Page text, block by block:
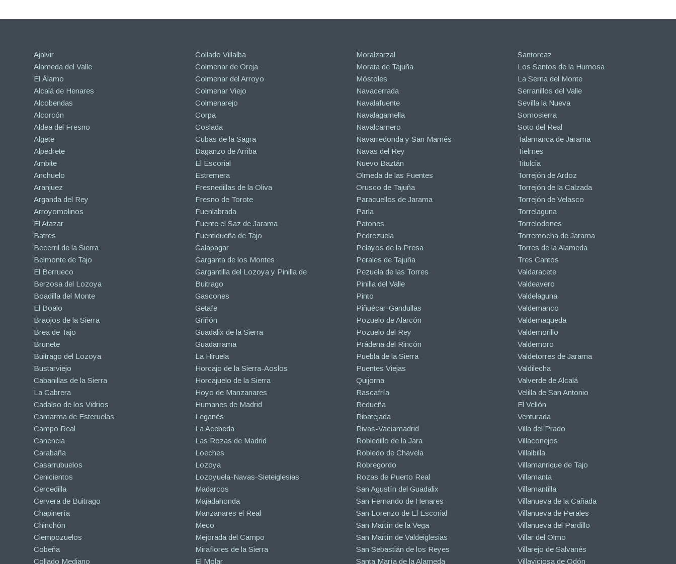
Ajalvir
Alameda del Valle
El Álamo
Alcalá de Henares
Alcobendas
Alcorcón
Aldea del Fresno
Algete
Alpedrete
Ambite
Anchuelo
Aranjuez
Arganda del Rey
Arroyomolinos
El Atazar
Batres
Becerril de la Sierra
Belmonte de Tajo
El Berrueco
Berzosa del Lozoya
Boadilla del Monte
El Boalo
Braojos de la Sierra
Brea de Tajo
Brunete
Buitrago del Lozoya
Bustarviejo
Cabanillas de la Sierra
La Cabrera
Cadalso de los Vidrios
Camarma de Esteruelas
Campo Real
Canencia
Carabaña
Casarrubuelos
Cenicientos
Cercedilla
Cervera de Buitrago
Chapinería
Chinchón
Ciempozuelos
Cobeña
Collado Mediano
Collado Villalba
Colmenar de Oreja
Colmenar del Arroyo
Colmenar Viejo
Colmenarejo
Corpa
Coslada
Cubas de la Sagra
Daganzo de Arriba
El Escorial
Estremera
Fresnedillas de la Oliva
Fresno de Torote
Fuenlabrada
Fuente el Saz de Jarama
Fuentidueña de Tajo
Galapagar
Garganta de los Montes
Gargantilla del Lozoya y Pinilla de
Buitrago
Gascones
Getafe
Griñón
Guadalix de la Sierra
Guadarrama
La Hiruela
Horcajo de la Sierra-Aoslos
Horcajuelo de la Sierra
Hoyo de Manzanares
Humanes de Madrid
Leganés
La Acebeda
Las Rozas de Madrid
Loeches
Lozoya
Lozoyuela-Navas-Sieteiglesias
Madarcos
Majadahonda
Manzanares el Real
Meco
Mejorada del Campo
Miraflores de la Sierra
El Molar
Moralzarzal
Morata de Tajuña
Móstoles
Navacerrada
Navalafuente
Navalagamella
Navalcarnero
Navarredonda y San Mamés
Navas del Rey
Nuevo Baztán
Olmeda de las Fuentes
Orusco de Tajuña
Paracuellos de Jarama
Parla
Patones
Pedrezuela
Pelayos de la Presa
Perales de Tajuña
Pezuela de las Torres
Pinilla del Valle
Pinto
Piñuécar-Gandullas
Pozuelo de Alarcón
Pozuelo del Rey
Prádena del Rincón
Puebla de la Sierra
Puentes Viejas
Quijorna
Rascafría
Redueña
Ribatejada
Rivas-Vaciamadrid
Robledillo de la Jara
Robledo de Chavela
Robregordo
Rozas de Puerto Real
San Agustín del Guadalix
San Fernando de Henares
San Lorenzo de El Escorial
San Martín de la Vega
San Martín de Valdeiglesias
San Sebastián de los Reyes
Santa María de la Alameda
Santorcaz
Los Santos de la Humosa
La Serna del Monte
Serranillos del Valle
Sevilla la Nueva
Somosierra
Soto del Real
Talamanca de Jarama
Tielmes
Titulcia
Torrejón de Ardoz
Torrejón de la Calzada
Torrejón de Velasco
Torrelaguna
Torrelodones
Torremocha de Jarama
Torres de la Alameda
Tres Cantos
Valdaracete
Valdeavero
Valdelaguna
Valdemanco
Valdemaqueda
Valdemorillo
Valdemoro
Valdetorres de Jarama
Valdilecha
Valverde de Alcalá
Velilla de San Antonio
El Vellón
Venturada
Villa del Prado
Villaconejos
Villalbilla
Villamanrique de Tajo
Villamanta
Villamantilla
Villanueva de la Cañada
Villanueva de Perales
Villanueva del Pardillo
Villar del Olmo
Villarejo de Salvanés
Villaviciosa de Odón